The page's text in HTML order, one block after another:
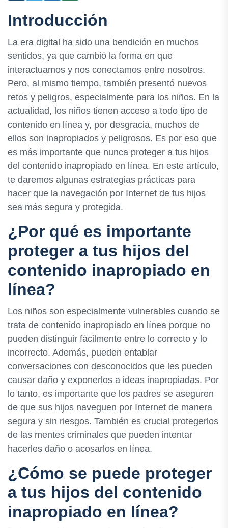
Introducción
La era digital ha sido una bendición en muchos
sentidos, ya que cambió la forma en que
interactuamos y nos conectamos entre nosotros.
Pero, al mismo tiempo, también presentó nuevos
retos y peligros, especialmente para los niños. En la
actualidad, los niños tienen acceso a todo tipo de
contenido en línea y, por desgracia, muchos de
ellos son inapropiados y peligrosos. Es por eso que
es más importante que nunca proteger a tus hijos
del contenido inapropiado en línea. En este artículo,
te daremos algunas estrategias prácticas para
hacer que la navegación por Internet de tus hijos
sea más segura y protegida.
¿Por qué es importante
proteger a tus hijos del
contenido inapropiado en
línea?
Los niños son especialmente vulnerables cuando se
trata de contenido inapropiado en línea porque no
pueden distinguir fácilmente entre lo correcto y lo
incorrecto. Además, pueden entablar
conversaciones con desconocidos que les pueden
causar daño y exponerlos a ideas inapropiadas. Por
lo tanto, es importante que los padres se aseguren
de que sus hijos naveguen por Internet de manera
segura y sin riesgos. También es crucial protegerlos
de las mentes criminales que pueden intentar
hacerles daño o acosarlos en línea.
¿Cómo se puede proteger
a tus hijos del contenido
inapropiado en línea?